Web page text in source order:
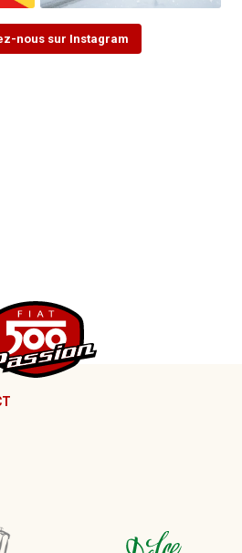
nous sur Instagram